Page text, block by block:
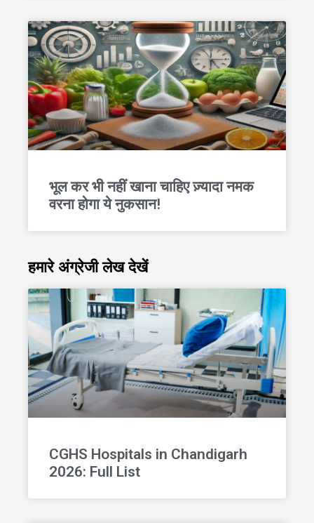
भूल कर भी नहीं खाना चाहिए ज़्यादा नमक
वरना होगा ये नुकसान!
हमारे अंग्रेजी लेख देखें
CGHS Hospitals in Chandigarh
2026: Full List